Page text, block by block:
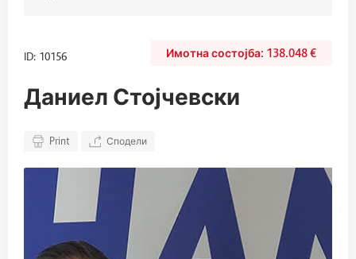
ID: 10156 138.048€
Даниел Стојчевски
Print Сподели